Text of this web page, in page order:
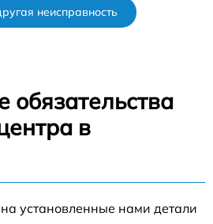
неисправность
обязательства
в
установленные нами детали